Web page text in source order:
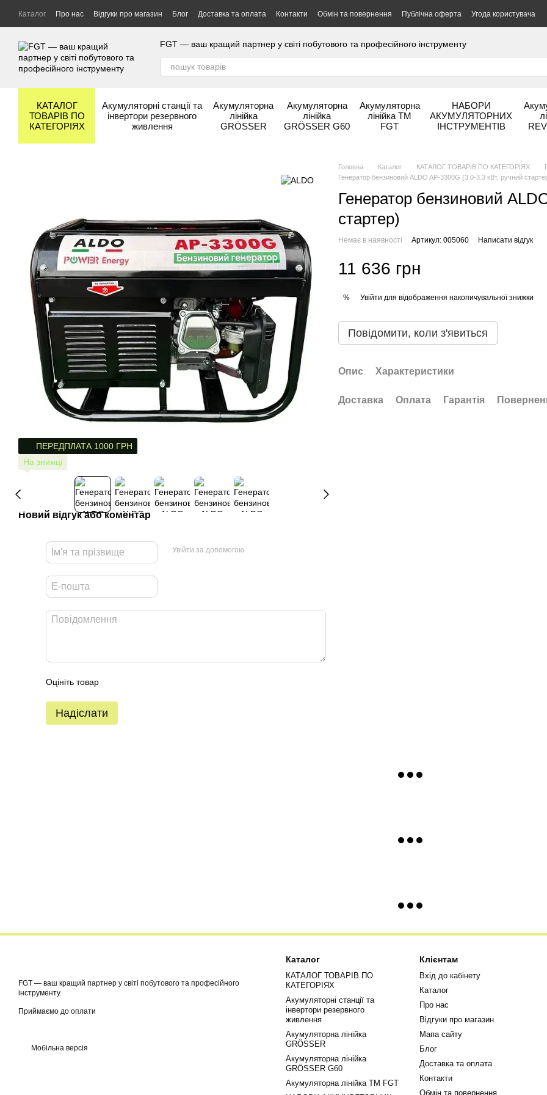
Перейти до основного контенту
Каталог Про нас Відгуки про магазин Блог Доставка та оплата Контакти Обмін та повернення Публічна оферта
Угода користувача
Гарантія та сервіс
Бренди
FGT — ваш кращий партнер у світі побутового та професійного інструменту
КАТАЛОГ
ТОВАРІВ ПО
КАТЕГОРІЯХ
Акумуляторні станції та
інвертори резервного
живлення
Акумуляторна
лінійка
GRÖSSER
Акумуляторна
лінійка
GRÖSSER G60
Акумуляторна
лінійка ТМ
FGT
НАБОРИ
АКУМУЛЯТОРНИХ
ІНСТРУМЕНТІВ
ПЕРЕДПЛАТА 1000 ГРН
На знижці
Новий відгук або коментар
Увійти за допомогою
Оцініть товар
Надіслати
Головна Каталог КАТАЛОГ ТОВАРІВ ПО КАТЕГОРІЯХ
Генератор бензиновий ALDO AP-3300G (3.0-3.3 кВт, ручний
Генератор бензиновий
стартер)
Немає в наявності Артикул: 005060 Написати відгук
11 636 грн
% Увійти для відображення накопичувальної знижки
Повідомити, коли з'явиться
Опис Характеристики
Доставка Оплата Гарантія
FGT — ваш кращий партнер у світі побутового та професійного
інструменту.
Приймаємо до оплати
Мобільна версія
Каталог
КАТАЛОГ ТОВАРІВ ПО
КАТЕГОРІЯХ
Акумуляторні станції та
інвертори резервного
живлення
Акумуляторна лінійка
GRÖSSER
Акумуляторна лінійка
GRÖSSER G60
Акумуляторна лінійка ТМ FGT
Клієнтам
Вхід до кабінету
Каталог
Про нас
Відгуки про магазин
Мапа сайту
Блог
Доставка та оплата
Контакти
Обмін та повернення